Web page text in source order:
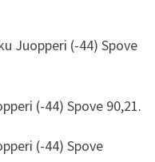
Juopperi (-44) Spove
(-44) Spove 90,21.
(-44) Spove